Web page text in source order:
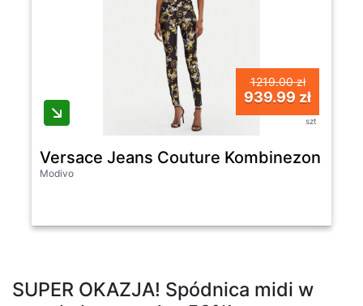
1219.00 zł
939.99 zł
szt
Versace Jeans Couture Kombinezon
Modivo
SUPER OKAZJA! Spódnica midi w